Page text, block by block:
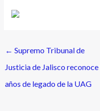
← Supremo Tribunal de
Justicia de Jalisco
años de legado de la UAG